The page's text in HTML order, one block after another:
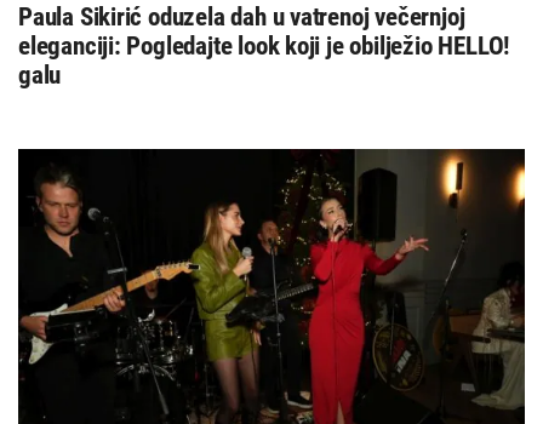
Paula Sikirić oduzela dah u vatrenoj večernjoj
eleganciji: Pogledajte look koji je obilježio HELLO!
galu